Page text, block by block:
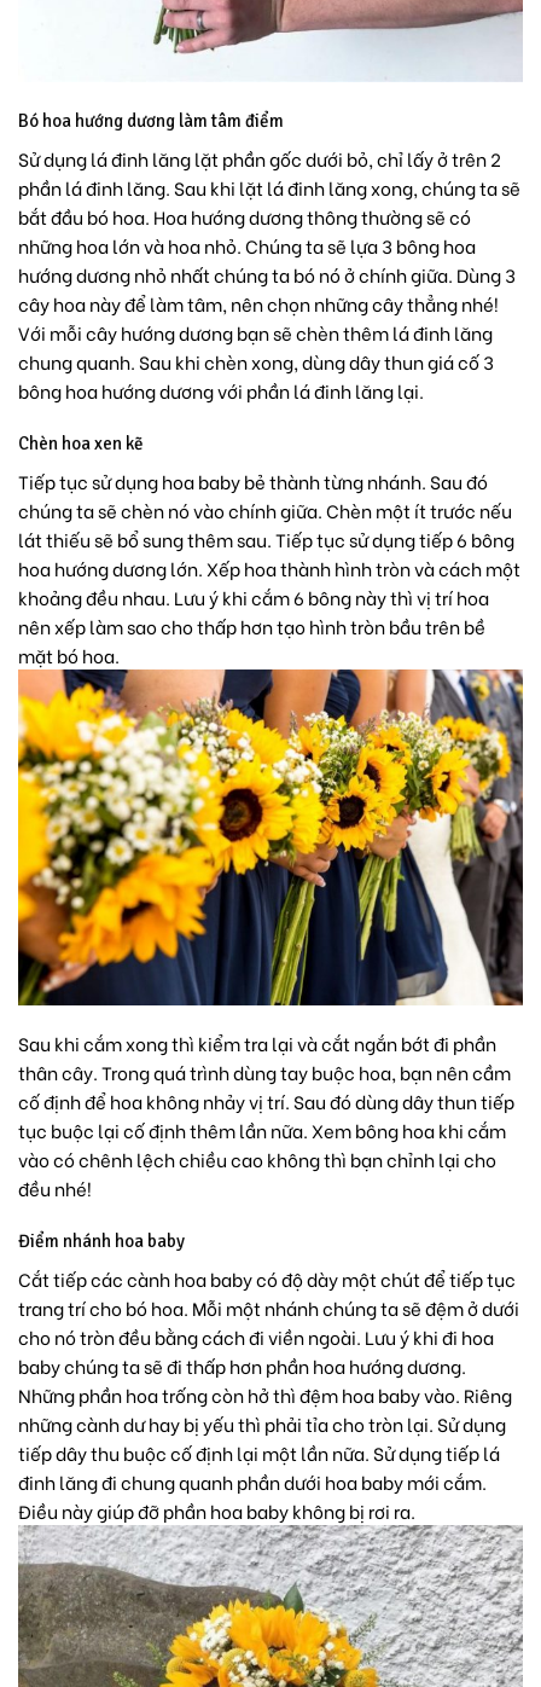
Bó hoa hướng dương làm tâm điểm
Sử dụng lá đinh lăng lặt phần gốc dưới bỏ, chỉ lấy ở trên 2
phần lá đinh lăng. Sau khi lặt lá đinh lăng xong, chúng ta sẽ
bắt đầu bó hoa. Hoa hướng dươngthông thường sẽ có
những hoa lớn và hoa nhỏ. Chúng ta sẽ lựa 3 bông hoa
hướng dương nhỏ nhất chúng ta bó nó ở chính giữa. Dùng 3
cây hoa này để làm tâm, nên chọn những cây thẳng nhé!
Với mỗi cây hướng dương bạn sẽ chèn thêm lá đinh lăng
chung quanh. Sau khi chèn xong, dùng dây thun giá cố 3
bông hoa hướng dương với phần lá đinh lăng lại.
Chèn hoa xen kẽ
Tiếp tục sử dụng hoa baby bẻ thành từng nhánh. Sau đó
chúng ta sẽ chèn nó vào chính giữa. Chèn một ít trước nếu
lát thiếu sẽ bổ sung thêm sau. Tiếp tục sử dụng tiếp 6 bông
hoa hướng dương lớn. Xếp hoa thành hình tròn và cách một
khoảng đều nhau. Lưu ý khi cắm 6 bông này thì vị trí hoa
nên xếp làm sao cho thấp hơn tạo hình tròn bầu trên bề
mặt bó hoa.
Sau khi cắm xong thì kiểm tra lại và cắt ngắn bớt đi phần
thân cây. Trong quá trình dùng tay buộc hoa, bạn nên cầm
cố định để hoa không nhảy vị trí. Sau đó dùng dây thun tiếp
tục buộc lại cố định thêm lần nữa. Xem bông hoa khi cắm
vào có chênh lệch chiều cao không thì bạn chỉnh lại cho
đều nhé!
Điểm nhánh hoa baby
Cắt tiếp các cànhhoa babycó độ dày một chút để tiếp tục
trang trí cho bó hoa. Mỗi một nhánh chúng ta sẽ đệm ở dưới
cho nó tròn đều bằng cách đi viền ngoài. Lưu ý khi đi hoa
baby chúng ta sẽ đi thấp hơn phần hoa hướng dương.
Những phần hoa trống còn hở thì đệm hoa baby vào. Riêng
những cành dư hay bị yếu thì phải tỉa cho tròn lại. Sử dụng
tiếp dây thu buộc cố định lại một lần nữa. Sử dụng tiếp lá
đinh lăng đi chung quanh phần dưới hoa baby mới cắm.
Điều này giúp đỡ phần hoa baby không bị rơi ra.